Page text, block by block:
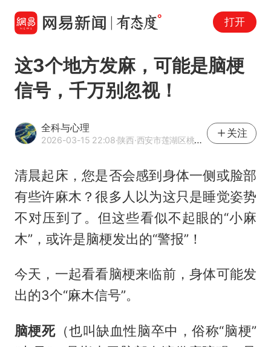
打开
这3个地方发麻，可能是脑梗
信号，千万别忽视！
全科与心理
2026-03-15 22:08·陕西·西安市莲湖区桃园社区卫生服务中心主治医师
关注
清晨起床，您是否会感到身体一侧或脸部
有些许麻木？很多人以为这只是睡觉姿势
不对压到了。但这些看似不起眼的“小麻
木”，或许是脑梗发出的“警报”！
今天，一起看看脑梗来临前，身体可能发
出的3个“麻木信号”。
脑梗死（也叫缺血性脑卒中，俗称“脑梗”